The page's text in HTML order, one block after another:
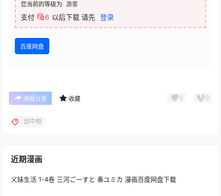
您当前的等级为 游客
支付 6 以后下载 请先 登录
百度网盘
海报分享 收藏 0 0
田中相
近期漫画
义妹生活 1-4卷 三河ごーすと 奏ユミカ 漫画百度网盘下载